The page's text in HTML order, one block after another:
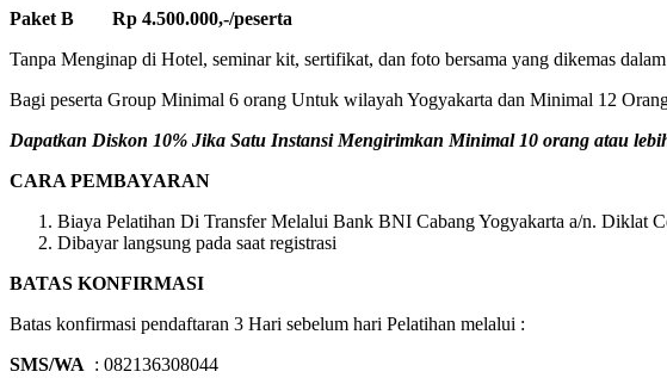
Paket B Rp 4.500.000,-/peserta
Tanpa Menginap di Hotel, seminar kit, sertifikat, dan foto bersama yang dikemas
Bagi peserta Group Minimal 6 orang Untuk wilayah Yogyakarta dan Minimal 12
Dapatkan Diskon 10% Jika Satu Instansi Mengirimkan Minimal 10 orang atau
CARA PEMBAYARAN
Biaya Pelatihan Di Transfer Melalui Bank BNI Cabang Yogyakarta a/n. Diklat
Dibayar langsung pada saat registrasi
BATAS KONFIRMASI
Batas konfirmasi pendaftaran 3 Hari sebelum hari Pelatihan melalui :
SMS/WA : 082136308044